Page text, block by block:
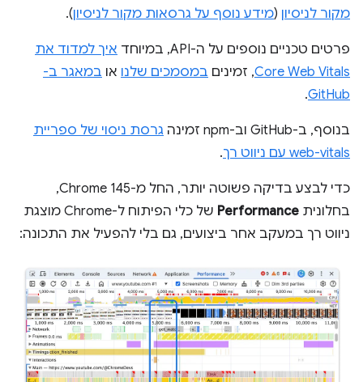
מקור לניסיון (מידע נוסף על גרסאות מקור לניסיון).
פרטים טכניים נוספים על ה-API, במיוחד
איך למדוד את
Core Web Vitals, זמינים במסמכים שלנו או במאגר ב-
GitHub
.
בנוסף, ב-GitHub וב-npm זמינה
גרסת ניסוי של ספריית
web-vitals עם ניווט רך
.
כדי לבצע בדיקה פשוטה יותר, החל מ-Chrome 145,
בחלונית Performance
של כלי הפיתוח ל-Chrome מוצגת
ניווט רך במעקב אחר ביצועים, גם בלי להפעיל את התכונה: